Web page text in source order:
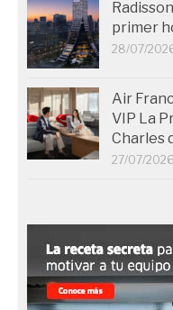
primer
28/07/
Air
VIP La
Charles
27/07/2026